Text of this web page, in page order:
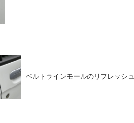
ベルトラインモールのリフレッシュ